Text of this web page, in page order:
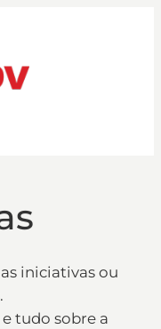
iniciativas ou
tudo sobre a